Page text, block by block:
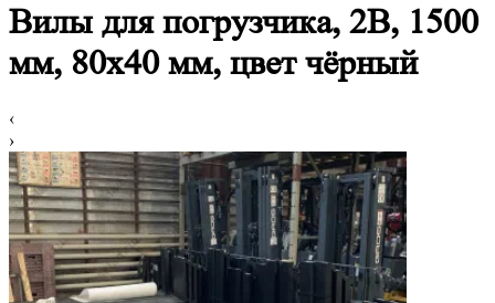
Вилы для погрузчика, 2B, 1500
мм, 80x40 мм, цвет чёрный
‹
›